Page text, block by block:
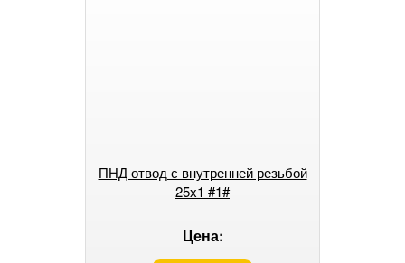
ПНД отвод с внутренней резьбой
25х1 #1#
Цена: